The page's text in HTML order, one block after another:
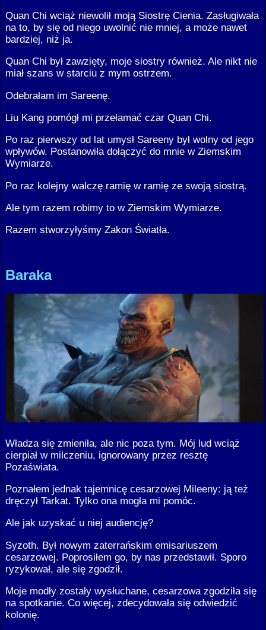
Quan Chi wciąż niewolił moją Siostrę Cienia. Zasługiwała
na to, by się od niego uwolnić nie mniej, a może nawet
bardziej, niż ja.
Quan Chi był zawzięty, moje siostry również. Ale nikt nie
miał szans w starciu z mym ostrzem.
Odebrałam im Sareenę.
Liu Kang pomógł mi przełamać czar Quan Chi.
Po raz pierwszy od lat umysł Sareeny był wolny od jego
wpływów. Postanowiła dołączyć do mnie w Ziemskim
Wymiarze.
Po raz kolejny walczę ramię w ramię ze swoją siostrą.
Ale tym razem robimy to w Ziemskim Wymiarze.
Razem stworzyłyśmy Zakon Światła.
Baraka
Władza się zmieniła, ale nic poza tym. Mój lud wciąż
cierpiał w milczeniu, ignorowany przez resztę
Pozaświata.
Poznałem jednak tajemnicę cesarzowej Mileeny: ją też
dręczył Tarkat. Tylko ona mogła mi pomóc.
Ale jak uzyskać u niej audiencję?
Syzoth. Był nowym zaterrańskim emisariuszem
cesarzowej. Poprosiłem go, by nas przedstawił. Sporo
ryzykował, ale się zgodził.
Moje modły zostały wysłuchane, cesarzowa zgodziła się
na spotkanie. Co więcej, zdecydowała się odwiedzić
kolonię.